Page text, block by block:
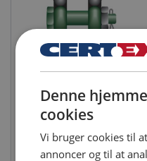
5163
WLL: 2 - 85 ton
Klasse: 8
Denne
cookies
Vi bruger cookies til
annoncer og til at